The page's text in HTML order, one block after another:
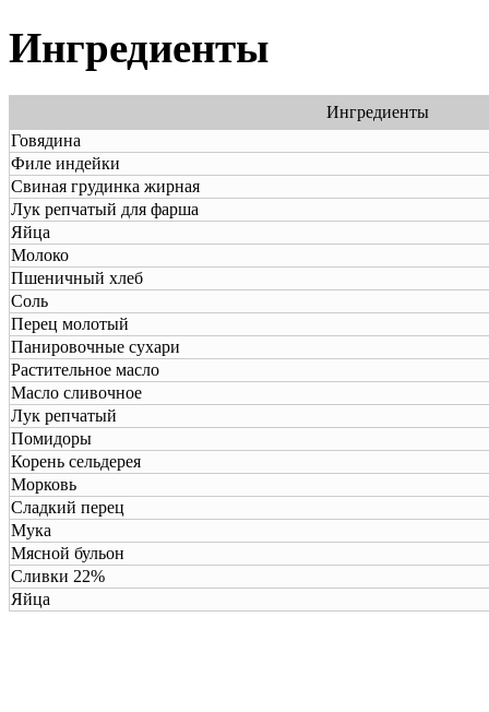
Ингредиенты
Ингредиенты
Говядина
Филе индейки
Свиная грудинка жирная
Лук репчатый для фарша
Яйца
Молоко
Пшеничный хлеб
Соль
Перец молотый
Панировочные сухари
Растительное мacлo
Масло сливочное
Лук репчатый
Помидоры
Корень сельдерея
Морковь
Сладкий перец
Мука
Мясной бульон
Сливки 22%
Яйца